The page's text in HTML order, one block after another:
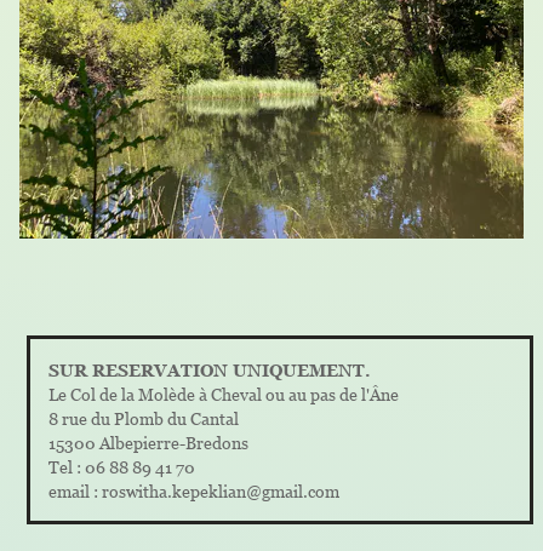
SUR RESERVATION UNIQUEMENT.
Le Col de la Molède à Cheval ou au pas de l'Âne
8 rue du Plomb du Cantal
15300 Albepierre-Bredons
Tel : 06 88 89 41 70
email : roswitha.kepeklian@gmail.com